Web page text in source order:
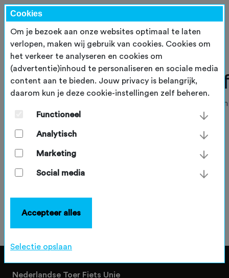
Nederlandse Toer Fiets Unie
Cookies
Om je bezoek aan onze websites optimaal te laten
verlopen, maken wij gebruik van cookies. Cookies om
het verkeer te analyseren en cookies om
(advertentie)inhoud te personaliseren en sociale media
content aan te bieden. Jouw privacy is belangrijk,
daarom kun je deze cookie-instellingen zelf beheren.
Functioneel
Analytisch
Marketing
Social media
Accepteer alles
Selectie opslaan